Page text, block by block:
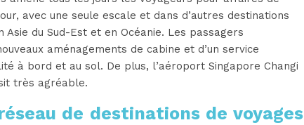
avec une seule escale et dans d’autres destinations
Asie du Sud-Est et en Océanie. Les passagers
aménagements de cabine et d’un service
à bord et au sol. De plus, l’aéroport Singapore Changi
très agréable.
de destinations de voyages